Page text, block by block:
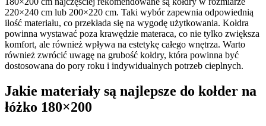
220×240 cm lub 200×220 cm. Taki wybór zapewnia odpowiednią
ilość materiału, co przekłada się na wygodę użytkowania. Kołdra
powinna wystawać poza krawędzie materaca, co nie tylko zwiększa
komfort, ale również wpływa na estetykę całego wnętrza. Warto
również zwrócić uwagę na grubość kołdry, która powinna być
dostosowana do pory roku i indywidualnych potrzeb cieplnych.
Jakie materiały są najlepsze do kołder na
łóżko 180×200